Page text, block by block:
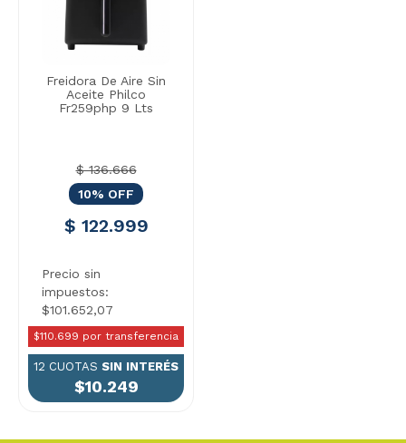
Freidora De Aire Sin
Aceite Philco
Fr259php 9 Lts
$ 136.666
10% OFF
$ 122.999
Precio sin
impuestos:
$101.652,07
$110.699 por transferencia
12 CUOTAS SIN INTERÉS
$10.249